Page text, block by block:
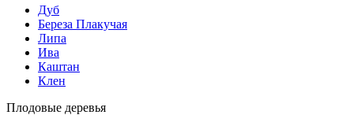
Дуб
Береза Плакучая
Липа
Ива
Каштан
Клен
Плодовые деревья